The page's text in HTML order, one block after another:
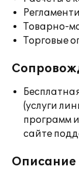
Товарно-
Торговые
(услуги
программ
сайте
Описание